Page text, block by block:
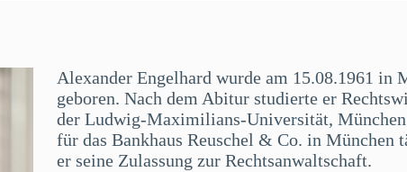
Alexander Engelhard wurde am 15.08.1961 in
geboren. Nach dem Abitur studierte er
der Ludwig-Maximilians-Universität, München
für das Bankhaus Reuschel & Co. in München
er seine Zulassung zur Rechtsanwaltschaft.